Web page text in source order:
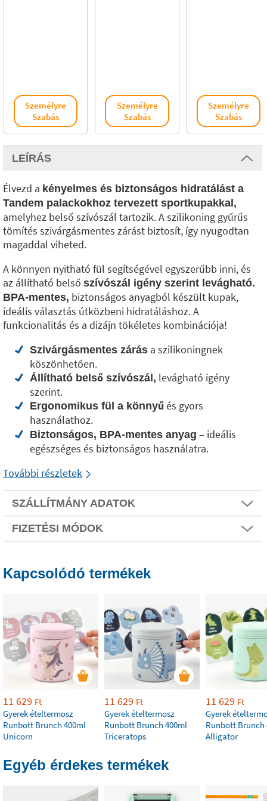
Személyre
Szabás
Személyre
Szabás
Személyre
Szabás
LEÍRÁS
Élvezd a kényelmes és biztonságos hidratálást a
Tandem palackokhoz tervezett sportkupakkal,
amelyhez belső szívószál tartozik. A szilikoning gyűrűs
tömítés szivárgásmentes zárást biztosít, így nyugodtan
magaddal viheted.
A könnyen nyitható fül segítségével egyszerűbb inni, és
az állítható belső szívószál igény szerint levágható.
BPA-mentes, biztonságos anyagból készült kupak,
ideális választás útközbeni hidratáláshoz. A
funkcionalitás és a dizájn tökéletes kombinációja!
Szivárgásmentes zárás a szilikoningnek
köszönhetően.
Állítható belső szívószál, levágható igény
szerint.
Ergonomikus fül a könnyű és gyors
használathoz.
Biztonságos, BPA-mentes anyag – ideális
egészséges és biztonságos használatra.
További részletek
SZÁLLÍTMÁNY ADATOK
FIZETÉSI MÓDOK
Kapcsolódó termékek
11 629 Ft
Gyerek ételtermosz
Runbott Brunch 400ml
Unicorn
11 629 Ft
Gyerek ételtermosz
Runbott Brunch 400ml
Triceratops
11 629 Ft
Gyerek
Runbott Brunch
Alligator
Egyéb érdekes termékek